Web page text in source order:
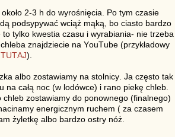
2-3 h do wyrośnięcia. Po tym czasie
podsypywać wciąż mąką, bo ciasto bardzo
tylko kwestia czasu i wyrabiania- nie trzeba
znajdziecie na YouTube (przykładowy
TUTAJ).
albo zostawiamy na stolnicy. Ja często tak
na całą noc (w lodówce) i rano piekę chleb.
chleb zostawiamy do ponownego (finalnego)
energicznym ruchem ( za czasem
żyletkę albo bardzo ostry nóż.